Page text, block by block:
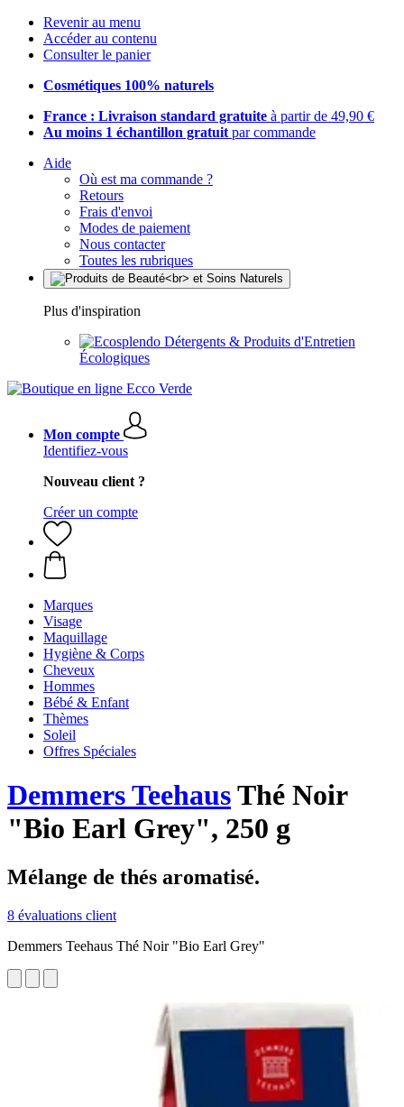
Revenir au menu
Accéder au contenu
Consulter le panier
Cosmétiques 100% naturels
France : Livraison standard gratuite à partir de 49,90 €
Au moins 1 échantillon gratuit par commande
Aide
Où est ma commande ?
Retours
Frais d'envoi
Modes de paiement
Nous contacter
Toutes les rubriques
Plus d'inspiration
Détergents & Produits d'Entretien
Écologiques
Mon compte
Identifiez-vous
Nouveau client ?
Créer un compte
Marques
Visage
Maquillage
Hygiène & Corps
Cheveux
Hommes
Bébé & Enfant
Thèmes
Soleil
Offres Spéciales
Demmers TeehausThé Noir
"Bio Earl Grey", 250 g
Mélange de thés aromatisé.
8 évaluations client
Demmers Teehaus Thé Noir "Bio Earl Grey"